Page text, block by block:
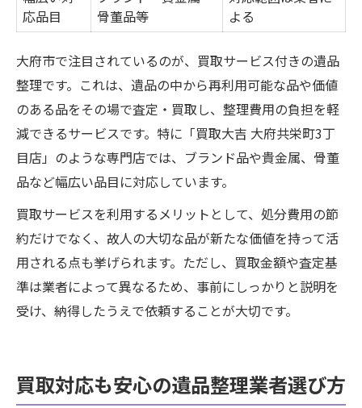
応品目
骨董品等
よる
大府市で注目されているのが、買取サービス付きの遺品
整理です。これは、遺品の中から再利用可能な品や価値
のある品をその場で査定・買取し、整理費用の負担を軽
減できるサービスです。特に「買取大吉 大府共栄町3丁
目店」のような専門店では、ブランド品や貴金属、骨董
品など幅広い品目に対応しています。
買取サービスを利用するメリットとして、処分費用の節
約だけでなく、故人の大切な品が新たな価値を持って活
用される点も挙げられます。ただし、買取金額や査定基
準は業者によって異なるため、事前にしっかりと説明を
受け、納得したうえで依頼することが大切です。
買取対応も安心の遺品整理業者選び方